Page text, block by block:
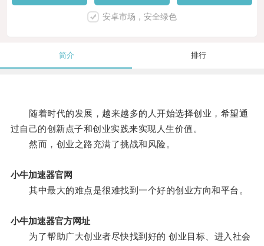
安卓市场，安全绿色
简介 排行
随着时代的发展，越来越多的人开始选择创业，希望通
过自己的创新点子和创业实践来实现人生价值。
然而，创业之路充满了挑战和风险。
小牛加速器官网
其中最大的难点是很难找到一个好的创业方向和平台。
小牛加速器官方网址
为了帮助广大创业者尽快找到好的 创业目标、进入社会